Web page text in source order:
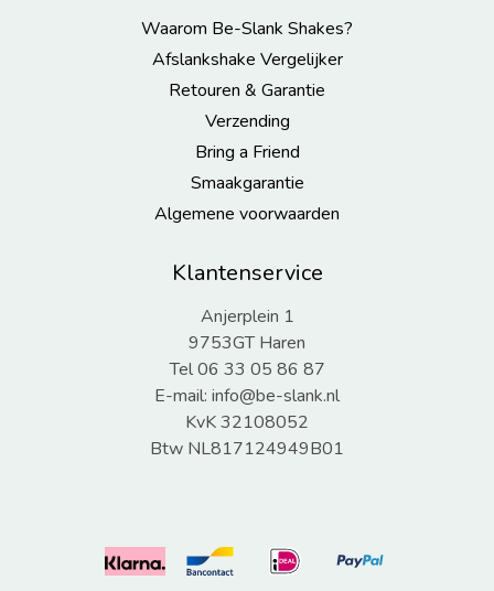
Waarom Be-Slank Shakes?
Afslankshake Vergelijker
Retouren & Garantie
Verzending
Bring a Friend
Smaakgarantie
Algemene voorwaarden
Klantenservice
Anjerplein 1
9753GT Haren
Tel 06 33 05 86 87
E-mail: info@be-slank.nl
KvK 32108052
Btw NL817124949B01